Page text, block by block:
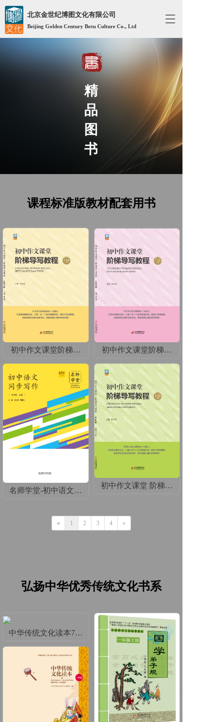
T
g
n
a
v
i
g
i
北京金世纪博图文化有限公司
Beijing Golden Century Botu Culture Co., Ltd
精
品
图
书
初中作文课堂阶梯导写教程9上
名师学堂-初中语文同步习作
初中作文课堂阶梯导写教程8上
初中作文课堂 阶梯导读7上
« 1 2 3 4 »
课程标准版教材配套用书
中华传统文化读本7年级
弘扬中华优秀传统文化书系